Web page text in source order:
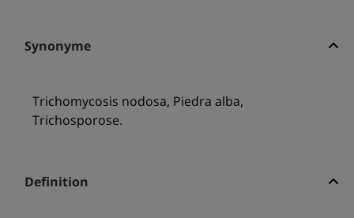
Synonyme
Trichomycosis nodosa, Piedra alba,
Trichosporose.
Definition